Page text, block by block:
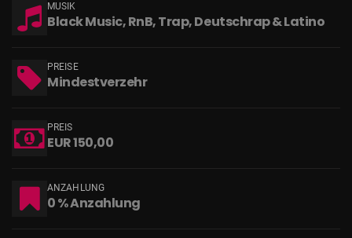
MUSIK
Black Music, RnB, Trap, Deutschrap & Latino
PREISE
Mindestverzehr
PREIS
EUR 150,00
ANZAHLUNG
0 % Anzahlung